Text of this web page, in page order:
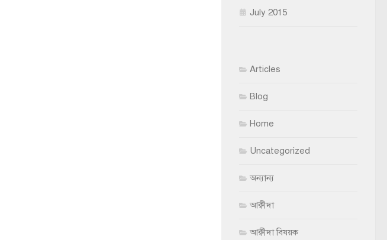
July 2015
Articles
Blog
Home
Uncategorized
অন্যান্য
আক্বীদা
আক্বীদা বিষয়ক